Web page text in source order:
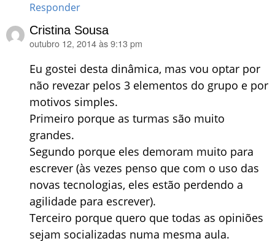
Responder
Cristina Sousa
disse:
outubro 12, 2014 às 9:13 pm
Eu gostei desta dinâmica, mas vou optar por
não revezar pelos 3 elementos do grupo e por
motivos simples.
Primeiro porque as turmas são muito
grandes.
Segundo porque eles demoram muito para
escrever (às vezes penso que com o uso das
novas tecnologias, eles estão perdendo a
agilidade para escrever).
Terceiro porque quero que todas as opiniões
sejam socializadas numa mesma aula.